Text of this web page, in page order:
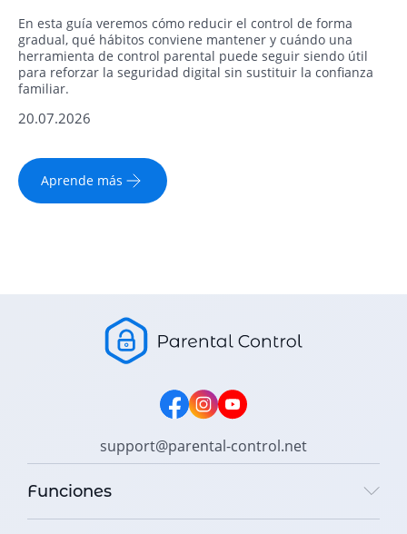
En esta guía veremos cómo reducir el control de forma
gradual, qué hábitos conviene mantener y cuándo una
herramienta de control parental puede seguir siendo útil
para reforzar la seguridad digital sin sustituir la confianza
familiar.
20.07.2026
Aprende más
support@parental-control.net
Funciones